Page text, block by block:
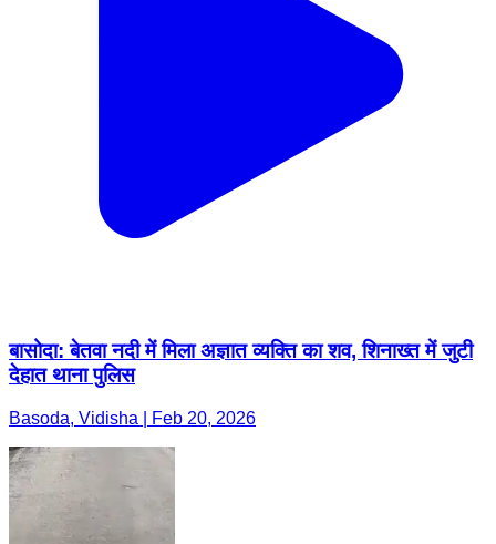
बासोदा: बेतवा नदी में मिला अज्ञात व्यक्ति का शव, शिनाख्त में जुटी
देहात थाना पुलिस
Basoda, Vidisha | Feb 20, 2026